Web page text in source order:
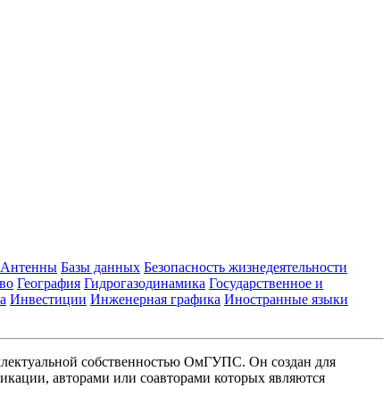
Антенны Базы данных Безопасность жизнедеятельности
География Гидрогазодинамика Государственное и
Инвестиции Инженерная графика Иностранные языки
собственностью ОмГУПС. Он создан для
авторами или соавторами которых являются